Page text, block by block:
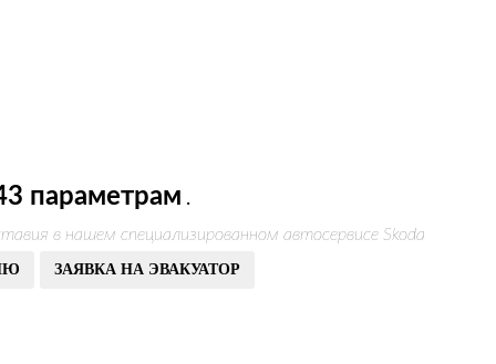
параметрам .
в нашем специализированном автосервисе Skoda
ЗАЯВКА НА ЭВАКУАТОР